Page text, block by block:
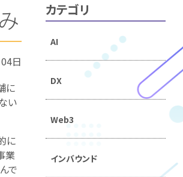
日
に
い
に
業
で
カテゴリ
AI
DX
Web3
インバウンド